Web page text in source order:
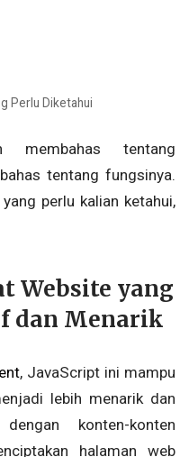
Perlu Diketahui
tentang
tentang fungsinya.
perlu kalian ketahui,
Website yang
dan Menarik
, JavaScript ini mampu
lebih menarik dan
konten-konten
halaman web